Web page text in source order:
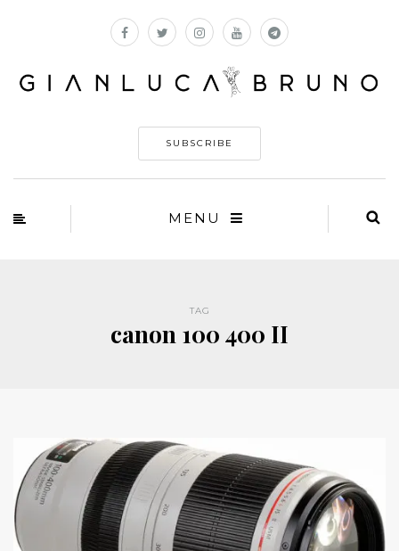
SUBSCRIBE
MENU
TAG
canon 100 400 II